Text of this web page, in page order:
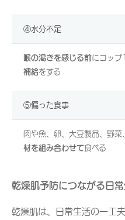
④水分不足
喉の渇きを感じる前にコップ
補給をする
⑤偏った食事
肉や魚、卵、大豆製品、野菜
材を組み合わせて食べる
乾燥肌予防につながる日
乾燥肌は、日常生活の一工